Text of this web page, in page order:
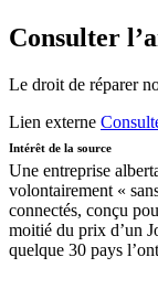
Consulter
Le droit de réparer
Lien externe
Intérêt de la source
Une entreprise
volontairement «
connectés, conçu
moitié du prix d’un
quelque 30 pays